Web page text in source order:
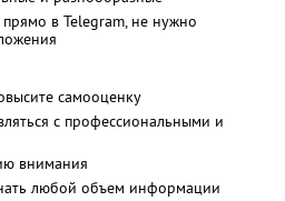
в Telegram, не нужно
самооценку
с профессиональными и
внимания
любой объем информации